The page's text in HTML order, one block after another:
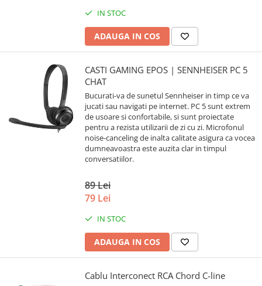
IN STOC
ADAUGA IN COS
CASTI GAMING EPOS | SENNHEISER PC 5
CHAT
Bucurati-va de sunetul Sennheiser in timp ce va
jucati sau navigati pe internet. PC 5 sunt extrem
de usoare si confortabile, si sunt proiectate
pentru a rezista utilizarii de zi cu zi. Microfonul
noise-canceling de inalta calitate asigura ca vocea
dumneavoastra este auzita clar in timpul
conversatiilor.
89 Lei
79 Lei
IN STOC
ADAUGA IN COS
Cablu Interconect RCA Chord C-line